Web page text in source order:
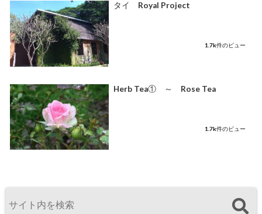
タイ Royal Project
1.7k件のビュー
Herb Tea① ～ Rose Tea
1.7k件のビュー